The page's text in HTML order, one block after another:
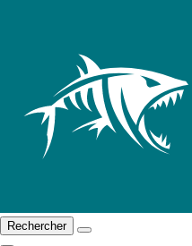
Rechercher